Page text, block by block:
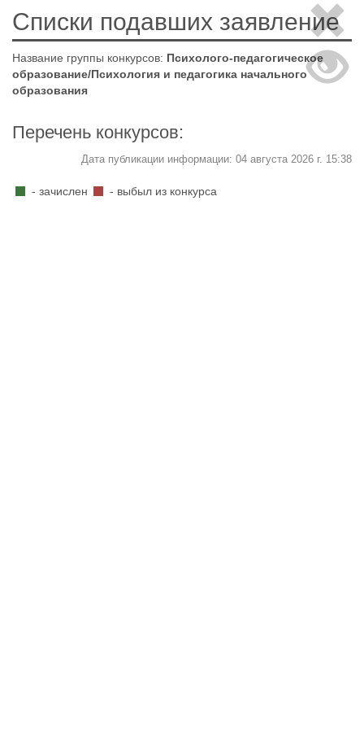
Списки подавших заявление
Название группы конкурсов: Психолого-педагогическое
образование/Психология и педагогика начального
образования
Перечень конкурсов:
Дата публикации информации: 04 августа 2026 г. 15:38
- зачислен - выбыл из конкурса